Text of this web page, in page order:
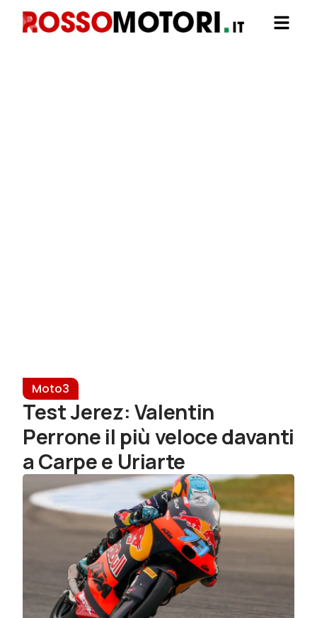
Moto3
Test Jerez: Valentin
Perrone il più veloce davanti
a Carpe e Uriarte